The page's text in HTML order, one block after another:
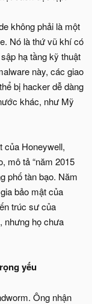
không phải là một
Nó là thứ vũ khí có
hạ tầng kỹ thuật
này, các giao
bị hacker dễ dàng
khác, như Mỹ
của Honeywell,
mô tả “năm 2015
phố tàn bạo. Năm
bảo mật của
trúc sư của
nhưng họ chưa
yếu
Ông nhận